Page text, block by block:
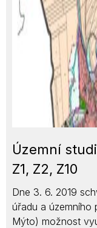
Územní
Z1, Z2, Z10
Dne 3. 6. 2019
úřadu a územního
Mýto) možnost